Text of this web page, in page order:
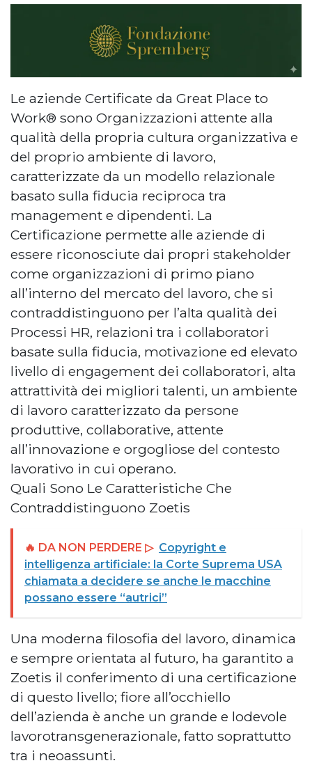
Le aziende Certificate da Great Place to
Work® sono Organizzazioni attente alla
qualità della propria cultura organizzativa e
del proprio ambiente di lavoro,
caratterizzate da un modello relazionale
basato sulla fiducia reciproca tra
management e dipendenti. La
Certificazione permette alle aziende di
essere riconosciute dai propri stakeholder
come organizzazioni di primo piano
all’interno del mercato del lavoro, che si
contraddistinguono per l’alta qualità dei
Processi HR, relazioni tra i collaboratori
basate sulla fiducia, motivazione ed elevato
livello di engagement dei collaboratori, alta
attrattività dei migliori talenti, un ambiente
di lavoro caratterizzato da persone
produttive, collaborative, attente
all’innovazione e orgogliose del contesto
lavorativo in cui operano.
Quali Sono Le Caratteristiche Che
Contraddistinguono Zoetis
🔥 DA NON PERDERE ▷ Copyright e
intelligenza artificiale: la Corte Suprema USA
chiamata a decidere se anche le macchine
possano essere “autrici”
Una moderna filosofia del lavoro, dinamica
e sempre orientata al futuro, ha garantito a
Zoetis il conferimento di una certificazione
di questo livello; fiore all’occhiello
dell’azienda è anche un grande e lodevole
lavorotransgenerazionale, fatto soprattutto
tra i neoassunti.